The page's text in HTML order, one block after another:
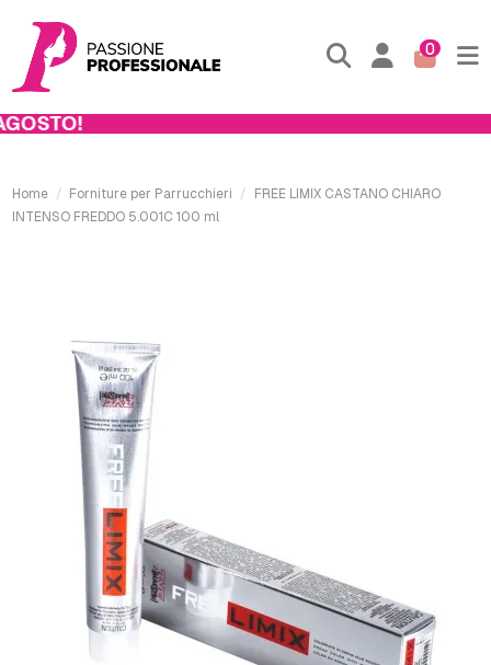
0
Home Forniture per Parrucchieri
FREE LIMIX CASTANO CHIARO
INTENSO FREDDO 5.001C 100 ml